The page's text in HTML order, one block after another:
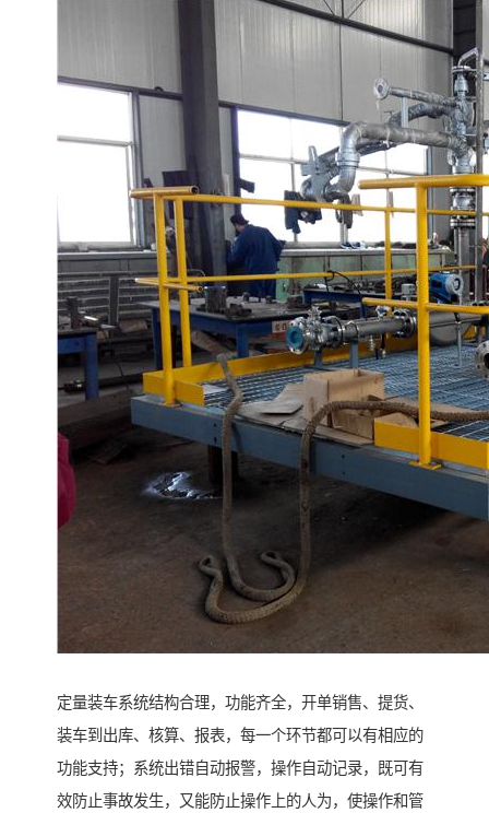
定量装车系统结构合理，功能齐全，开单销售、提货、
装车到出库、核算、报表，每一个环节都可以有相应的
功能支持；系统出错自动报警，操作自动记录，既可有
效防止事故发生，又能防止操作上的人为，使操作和管